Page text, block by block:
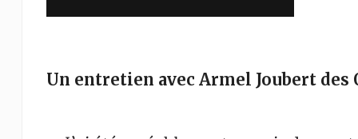
Un entretien avec Armel Joubert des